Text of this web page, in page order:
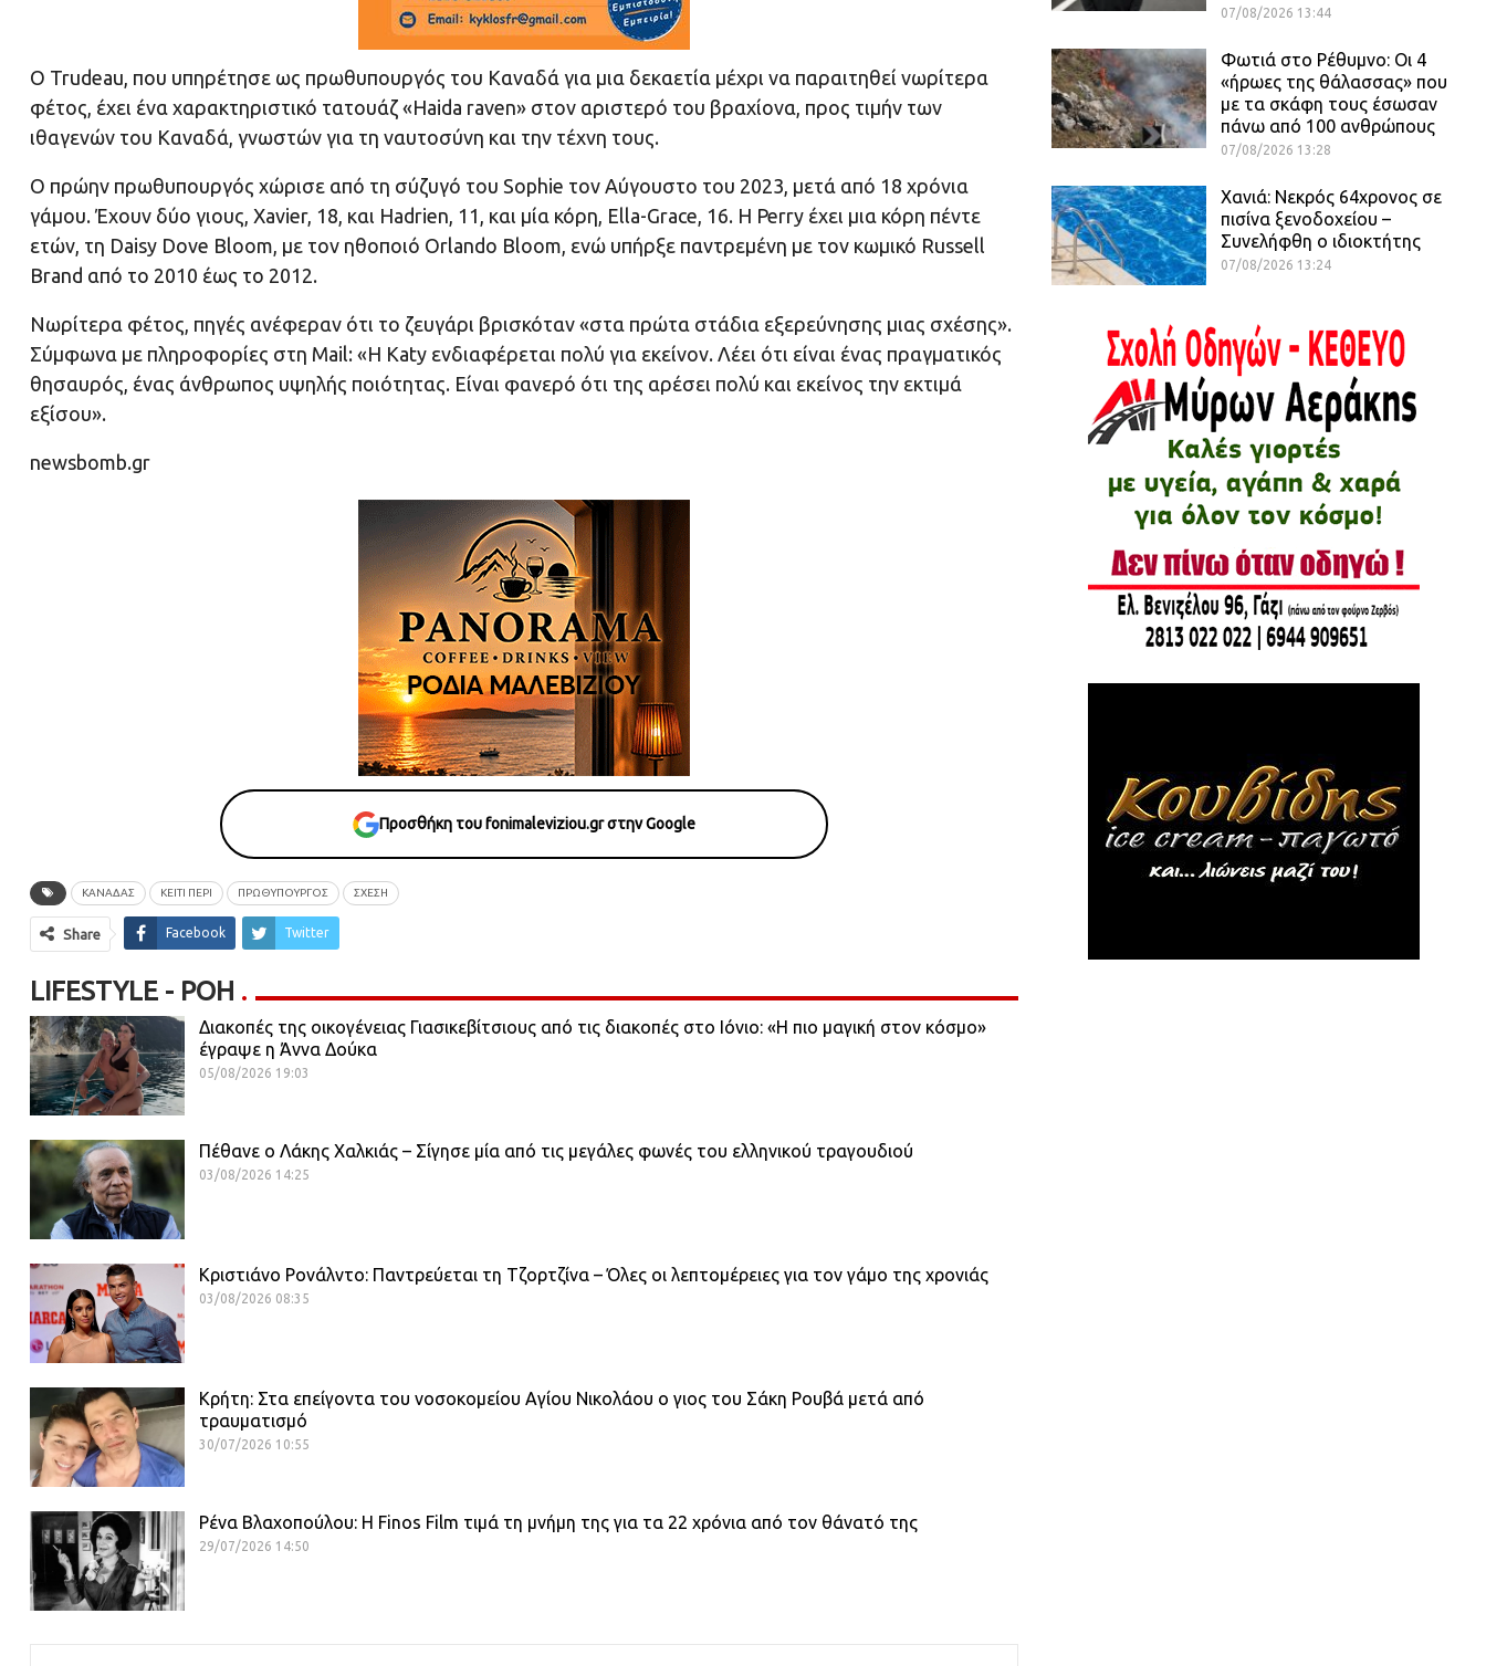
Ο Trudeau, που υπηρέτησε ως πρωθυπουργός του Καναδά για μια δεκαετία μέχρι να παραιτηθεί νωρίτερα
φέτος, έχει ένα χαρακτηριστικό τατουάζ «Haida raven» στον αριστερό του βραχίονα, προς τιμήν των
ιθαγενών του Καναδά, γνωστών για τη ναυτοσύνη και την τέχνη τους.
Ο πρώην πρωθυπουργός χώρισε από τη σύζυγό του Sophie τον Αύγουστο του 2023, μετά από 18 χρόνια
γάμου. Έχουν δύο γιους, Xavier, 18, και Hadrien, 11, και μία κόρη, Ella-Grace, 16. Η Perry έχει μια κόρη πέντε
ετών, τη Daisy Dove Bloom, με τον ηθοποιό Orlando Bloom, ενώ υπήρξε παντρεμένη με τον κωμικό Russell
Brand από το 2010 έως το 2012.
Νωρίτερα φέτος, πηγές ανέφεραν ότι το ζευγάρι βρισκόταν «στα πρώτα στάδια εξερεύνησης μιας σχέσης».
Σύμφωνα με πληροφορίες στη Mail: «Η Katy ενδιαφέρεται πολύ για εκείνον. Λέει ότι είναι ένας πραγματικός
θησαυρός, ένας άνθρωπος υψηλής ποιότητας. Είναι φανερό ότι της αρέσει πολύ και εκείνος την εκτιμά
εξίσου».
newsbomb.gr
Προσθήκη του fonimaleviziou.gr στην Google
ΚΑΝΑΔΑΣ ΚΕΙΤΙ ΠΕΡΙ ΠΡΩΘΥΠΟΥΡΓΟΣ ΣΧΕΣΗ
Share Facebook Twitter
LIFESTYLE - ΡΟΗ
Διακοπές της οικογένειας Γιασικεβίτσιους από τις διακοπές στο Ιόνιο: «Η πιο μαγική στον κόσμο»
έγραψε η Άννα Δούκα
05/08/2026 19:03
Πέθανε ο Λάκης Χαλκιάς – Σίγησε μία από τις μεγάλες φωνές του ελληνικού τραγουδιού
03/08/2026 14:25
Κριστιάνο Ρονάλντο: Παντρεύεται τη Τζορτζίνα – Όλες οι λεπτομέρειες για τον γάμο της χρονιάς
03/08/2026 08:35
Κρήτη: Στα επείγοντα του νοσοκομείου Αγίου Νικολάου ο γιος του Σάκη Ρουβά μετά από
τραυματισμό
30/07/2026 10:55
Ρένα Βλαχοπούλου: Η Finos Film τιμά τη μνήμη της για τα 22 χρόνια από τον θάνατό της
29/07/2026 14:50
07/08/2026 13:44
Φωτιά στο Ρέθυμνο: Οι 4
«ήρωες της θάλασσας» που
με τα σκάφη τους έσωσαν
πάνω από 100 ανθρώπους
07/08/2026 13:28
Χανιά: Νεκρός 64χρονος σε
πισίνα ξενοδοχείου –
Συνελήφθη ο ιδιοκτήτης
07/08/2026 13:24